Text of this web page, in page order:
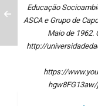
Educação
ASCA e Grupo de
Maio de 1962.
http://
https://